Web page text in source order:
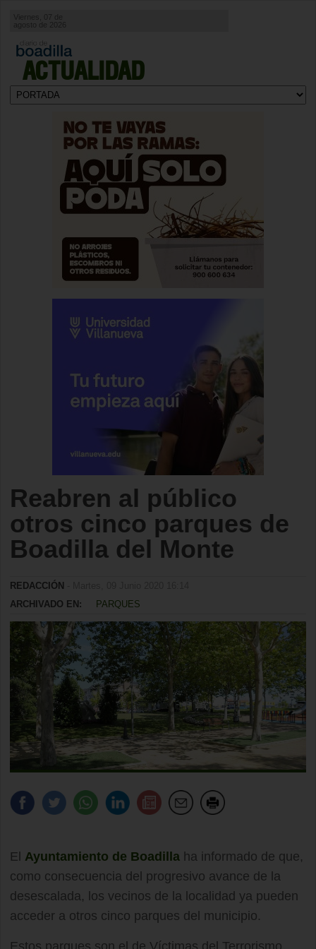
ACTUALIDAD
agosto de 2026
Reabren al público
otros cinco parques de
Boadilla del Monte
REDACCIÓN
ARCHIVADO EN:
PARQUES
El Ayuntamiento de Boadilla ha informado de que,
como consecuencia del progresivo avance de la
desescalada, los vecinos de la localidad ya pueden
acceder a otros cinco parques del municipio.